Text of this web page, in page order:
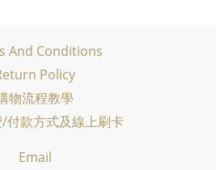
And Conditions
Policy
物流程教學
付款方式及線上刷卡
Email